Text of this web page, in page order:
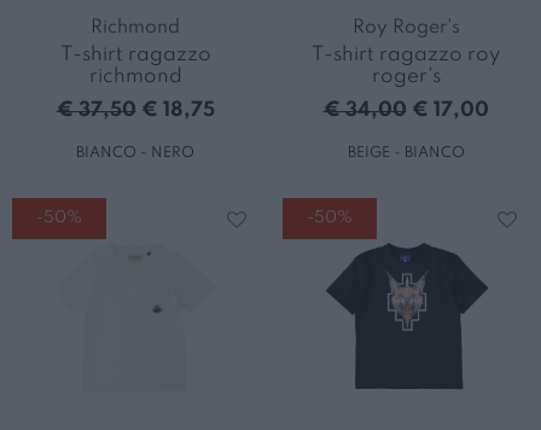
Richmond
T-shirt ragazzo
richmond
€ 37,50 € 18,75
BIANCO - NERO
Roy Roger's
T-shirt ragazzo roy
roger's
€ 34,00 € 17,00
BEIGE - BIANCO
-50% -50%